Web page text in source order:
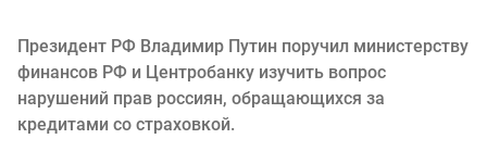
Президент РФ Владимир Путин поручил министерству
финансов РФ и Центробанку изучить вопрос
нарушений прав россиян, обращающихся за
кредитами со страховкой.